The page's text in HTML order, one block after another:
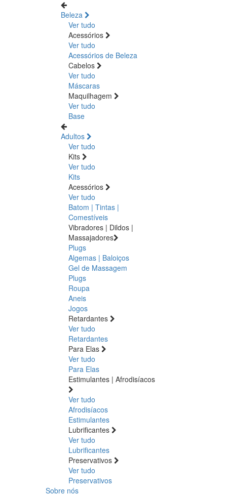
Beleza
Ver tudo
Acessórios
Ver tudo
Acessórios de Beleza
Cabelos
Ver tudo
Máscaras
Maquilhagem
Ver tudo
Base
Adultos
Ver tudo
Kits
Ver tudo
Kits
Acessórios
Ver tudo
Batom | Tintas |
Comestíveis
Vibradores | Dildos |
Massajadores
Plugs
Algemas | Baloiços
Gel de Massagem
Plugs
Roupa
Aneis
Jogos
Retardantes
Ver tudo
Retardantes
Para Elas
Ver tudo
Para Elas
Estimulantes | Afrodisíacos
Ver tudo
Afrodisíacos
Estimulantes
Lubrificantes
Ver tudo
Lubrificantes
Preservativos
Ver tudo
Preservativos
Sobre nós